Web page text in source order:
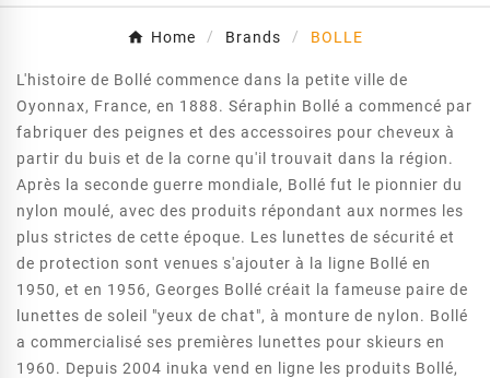
Home Brands BOLLE
L'histoire de Bollé commence dans la petite ville de
Oyonnax, France, en 1888. Séraphin Bollé a commencé par
fabriquer des peignes et des accessoires pour cheveux à
partir du buis et de la corne qu'il trouvait dans la région.
Après la seconde guerre mondiale, Bollé fut le pionnier du
nylon moulé, avec des produits répondant aux normes les
plus strictes de cette époque. Les lunettes de sécurité et
de protection sont venues s'ajouter à la ligne Bollé en
1950, et en 1956, Georges Bollé créait la fameuse paire de
lunettes de soleil "yeux de chat", à monture de nylon. Bollé
a commercialisé ses premières lunettes pour skieurs en
1960. Depuis 2004 inuka vend en ligne les produits Bollé,